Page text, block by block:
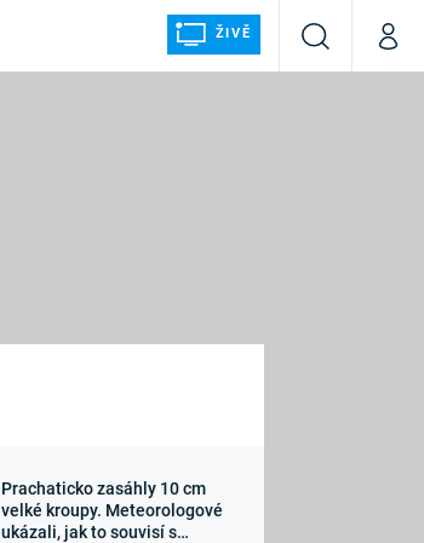
ŽIVĚ
VyhledáváníMůj
Sledujte nás
Prachaticko zasáhly 10 cm
velké kroupy. Meteorologové
ukázali, jak to souvisí s